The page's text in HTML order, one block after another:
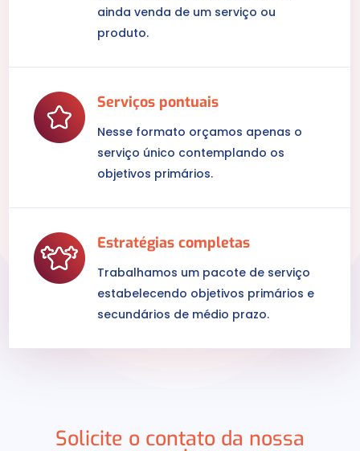
ainda venda de um serviço ou
produto.
Serviços pontuais
Nesse formato orçamos apenas o
serviço único contemplando os
objetivos primários.
Estratégias completas
Trabalhamos um pacote de serviço
estabelecendo objetivos primários e
secundários de médio prazo.
Solicite o contato da nossa